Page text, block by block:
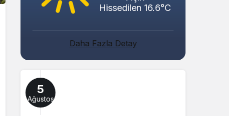
Hissedilen 16.6°C
Daha Fazla Detay
5
Ağustos